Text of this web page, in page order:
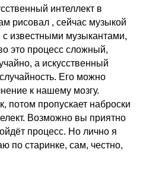
интеллект в
рисовал , сейчас музыкой
известными музыкантами,
это процесс сложный,
а искусственный
Его можно
к нашему мозгу.
потом пропускает наброски
Возможно вы приятно
процесс. Но лично я
по старинке, сам, честно,